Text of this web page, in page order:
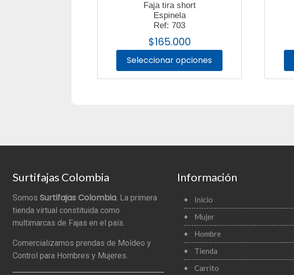
Faja tira short
Espinela
Ref: 703
$165.000
Seleccionar opciones
Surtifajas Colombia
SomosSurtifajas Colombia. La primera
tienda virtual constituida como
multimarcas de Fajas en el país.
Comercializamos prendas de Moldeo y
Control para Hombres y Mujeres.
Información
Inicio
Mujer
Hombre
Tienda
Carrito